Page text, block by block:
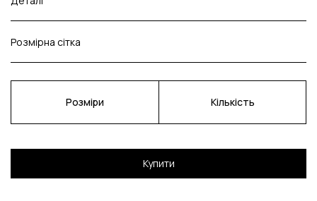
Розмірна сітка
Розміри Кількість
Купити